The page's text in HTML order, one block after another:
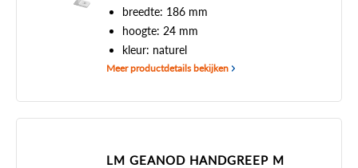
breedte: 186 mm
hoogte: 24 mm
kleur: naturel
Meer productdetails bekijken
LM GEANOD HANDGREEP M